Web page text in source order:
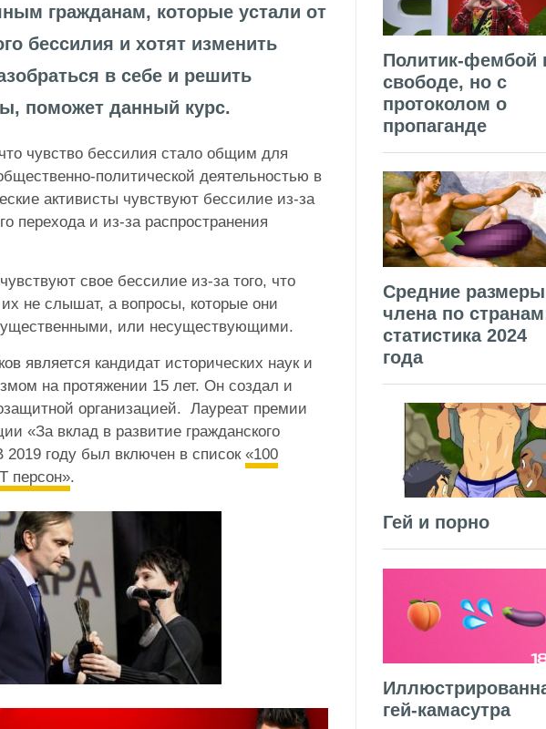
гражданам, которые устали от
бессилия и хотят изменить
в себе и решить
поможет данный курс.
чувство бессилия стало общим для
политической деятельностью в
активисты чувствуют бессилие из-за
перехода и из-за распространения
свое бессилие из-за того, что
не слышат, а вопросы, которые они
или несуществующими.
является кандидат исторических наук и
на протяжении 15 лет. Он создал и
организацией. Лауреат премии
«За вклад в развитие гражданского
2019 году был включен в список «100
персон».
Политик-фембой
свободе, но с
протоколом о
пропаганде
Средние размеры
члена по
статистика 2024
года
Гей и порно
гей-камасутра